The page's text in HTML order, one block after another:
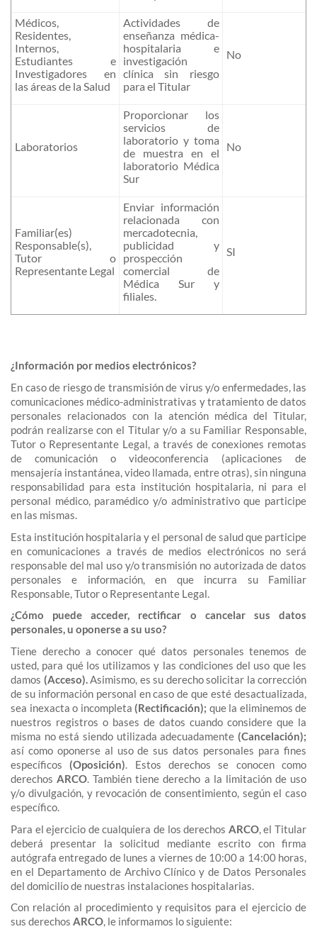
Médicos,
Residentes,
Internos,
Estudiantes e
Investigadores en
las áreas de la Salud
Actividades de
enseñanza médica-
hospitalaria e
investigación
clínica sin riesgo
para el Titular
No
Laboratorios
Proporcionar los
servicios de
laboratorio y toma
de muestra en el
laboratorio Médica
Sur
No
Familiar(es)
Responsable(s),
Tutor o
Representante Legal
Enviar información
relacionada con
mercadotecnia,
publicidad y
prospección
comercial de
Médica Sur y
filiales.
SI
¿Información por medios electrónicos?
En caso de riesgo de transmisión de virus y/o enfermedades, las
comunicaciones médico-administrativas y tratamiento de datos
personales relacionados con la atención médica del Titular,
podrán realizarse con el Titular y/o a su Familiar Responsable,
Tutor o Representante Legal, a través de conexiones remotas
de comunicación o videoconferencia (aplicaciones de
mensajería instantánea, video llamada, entre otras), sin ninguna
responsabilidad para esta institución hospitalaria, ni para el
personal médico, paramédico y/o administrativo que participe
en las mismas.
Esta institución hospitalaria y el personal de salud que participe
en comunicaciones a través de medios electrónicos no será
responsable del mal uso y/o transmisión no autorizada de datos
personales e información, en que incurra su Familiar
Responsable, Tutor o Representante Legal.
¿Cómo puede acceder, rectificar o cancelar sus datos
personales, u oponerse a su uso?
Tiene derecho a conocer qué datos personales tenemos de
usted, para qué los utilizamos y las condiciones del uso que les
damos (Acceso).Asimismo, es su derecho solicitar la corrección
de su información personal en caso de que esté desactualizada,
sea inexacta o incompleta (Rectificación); que la eliminemos de
nuestros registros o bases de datos cuando considere que la
misma no está siendo utilizada adecuadamente (Cancelación);
así como oponerse al uso de sus datos personales para fines
específicos(Oposición). Estos derechos se conocen como
derechosARCO. También tiene derecho a la limitación de uso
y/o divulgación, y revocación de consentimiento, según el caso
específico.
Para el ejercicio de cualquiera de los derechos ARCO, el Titular
deberá presentar la solicitud mediante escrito con firma
autógrafa entregado de lunes a viernes de 10:00 a 14:00 horas,
en el Departamento de Archivo Clínico y de Datos Personales
del domicilio de nuestras instalaciones hospitalarias.
Con relación al procedimiento y requisitos para el ejercicio de
sus derechos ARCO, le informamos lo siguiente: